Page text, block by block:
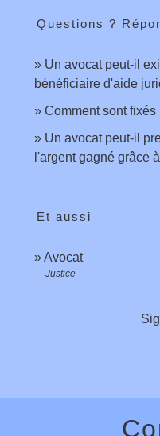
Questions ?
Un avocat peut-il
bénéficiaire d'aide
Comment sont
Un avocat peut-il
l'argent gagné grâce
Et aussi
Avocat
Justice